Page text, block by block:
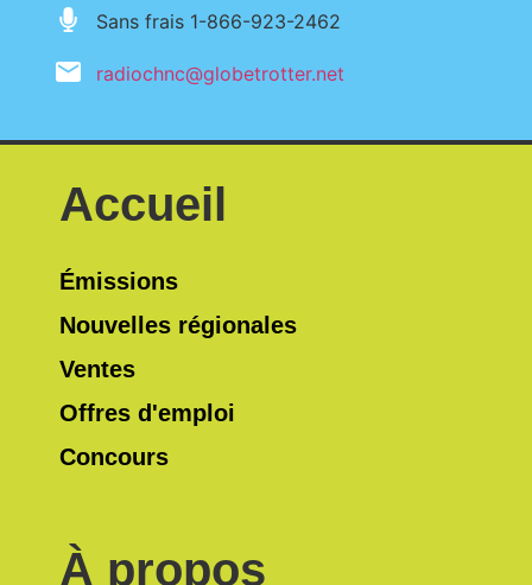
Sans frais 1-866-923-2462
radiochnc@globetrotter.net
Accueil
Émissions
Nouvelles régionales
Ventes
Offres d'emploi
Concours
À propos